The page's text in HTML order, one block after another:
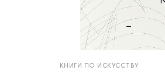
КНИГИ ПО ИСКУССТВУ